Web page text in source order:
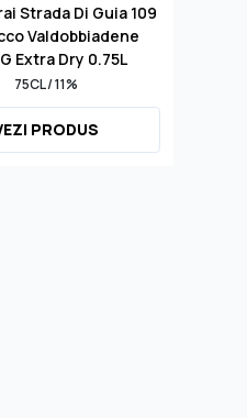
Strada Di Guia 109
Valdobbiadene
Extra Dry 0.75L
75CL / 11%
PRODUS